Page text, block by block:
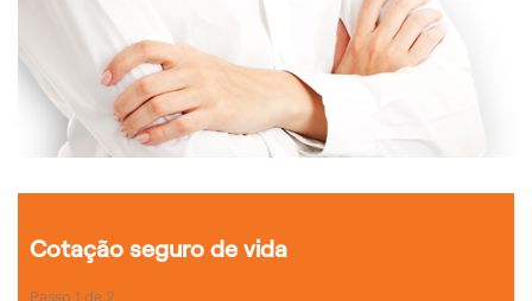
Cotação seguro de vida
Passo 1 de 2